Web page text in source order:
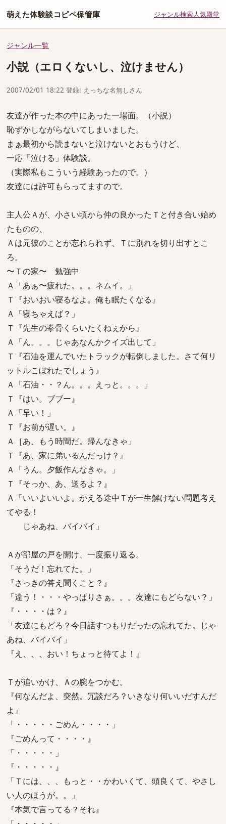
萌えた体験談コピペ保管庫 ジャンル検索人気殿堂
ジャンル一覧
小説（エロくないし、泣けません）
2007/02/01 18:22 登録: えっちな名無しさん
友達が作った本の中にあった一場面。（小説）
恥ずかしながらないてしまいました。
まぁ最初から読まないと泣けないとおもうけど、
一応「泣ける」体験談。
（実際私もこういう経験あったので。）
友達には許可もらってますので。
主人公Ａが、小さい頃から仲の良かったＴと付き合い始め
たものの、
Ａは元彼のことが忘れられず、Ｔに別れを切り出すとこ
ろ。
〜Ｔの家〜 勉強中
Ａ「あぁ〜疲れた。。。ネムイ。」
Ｔ『おいおい寝るなよ。俺も眠たくなる』
Ａ「寝ちゃえば？」
Ｔ『先生の拳骨くらいたくねぇから』
Ａ「ん。。。じゃあなんかクイズ出して」
Ｔ『石油を運んでいたトラックが転倒しました。さて何リ
ットルこぼれたでしょう』
Ａ「石油・・？ん。。。えっと。。。」
Ｔ『はい。ブブー』
Ａ「早い！」
Ｔ『お前が遅い。』
Ａ［あ、もう時間だ。帰んなきゃ」
Ｔ『あ、家に弟いるんだっけ？』
Ａ「うん。夕飯作んなきゃ。」
Ｔ『そっか、あ、送るよ？』
Ａ「いいよいいよ。かえる途中Ｔが一生解けない問題考え
てやる！
じゃあね、バイバイ」
Ａが部屋の戸を開け、一度振り返る。
「そうだ！忘れてた。」
『さっきの答え聞くこと？』
「違う！・・・やっぱりさぁ。。。友達にもどらない？」
『・・・・は？』
「友達にもどろ？今日話すつもりだったの忘れてた。じゃ
あね、バイバイ」
『え、、、おい！ちょっと待てよ！』
Ｔが追いかけ、Ａの腕をつかむ。
『何なんだよ、突然。冗談だろ？いきなり何いいだすんだ
よ』
「・・・・・ごめん・・・・」
『ごめんって・・・・』
「・・・・・」
『・・・・・』
「Ｔには、、、もっと・・かわいくて、頭良くて、やさし
い人のほうが。。」
『本気で言ってる？それ』